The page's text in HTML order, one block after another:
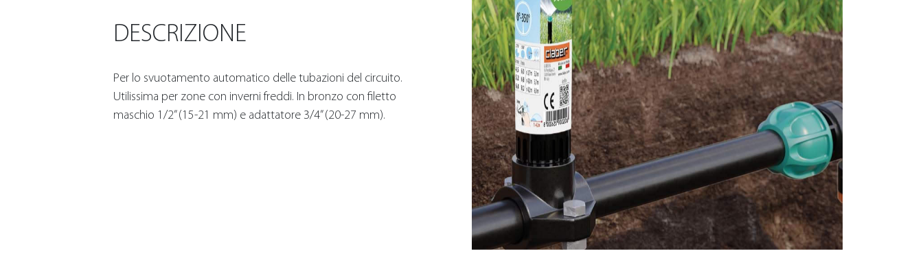
DESCRIZIONE
Per lo svuotamento automatico delle tubazioni del circuito.
Utilissima per zone con inverni freddi. In bronzo con filetto
maschio 1/2” (15-21 mm) e adattatore 3/4” (20-27 mm).